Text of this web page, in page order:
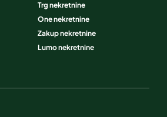
Trg nekretnine
One nekretnine
Zakup nekretnine
Lumo nekretnine